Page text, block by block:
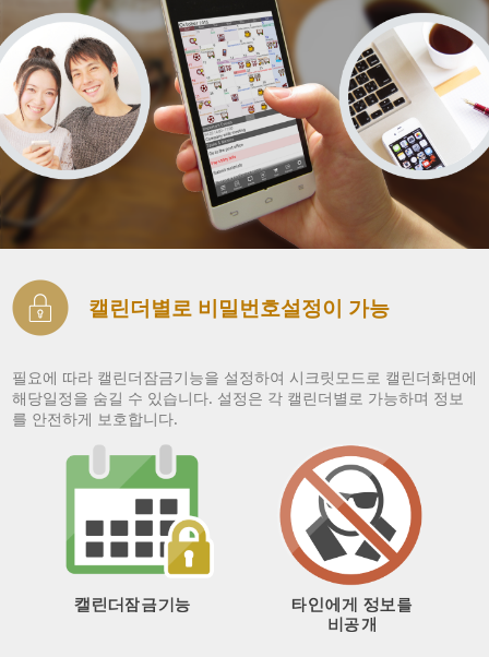
캘린더별로 비밀번호설정이 가능
필요에 따라 캘린더잠금기능을 설정하여 시크릿모드로 캘린더화면에
해당일정을 숨길 수 있습니다. 설정은 각 캘린더별로 가능하며 정보
를 안전하게 보호합니다.